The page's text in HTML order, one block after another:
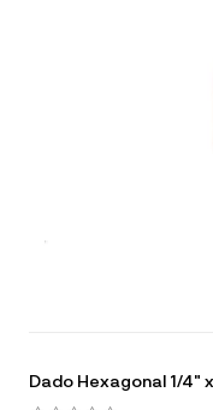
Dado Hexagonal 1/4"